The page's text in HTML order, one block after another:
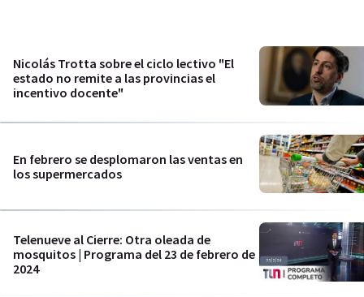
Nicolás Trotta sobre el ciclo lectivo "El
estado no remite a las provincias el
incentivo docente"
En febrero se desplomaron las ventas en
los supermercados
Telenueve al Cierre: Otra oleada de
mosquitos | Programa del 23 de febrero de
2024